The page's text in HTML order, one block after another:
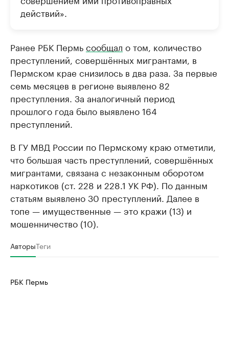
действий».
Ранее РБК Пермьсообщал о том, количество
преступлений, совершённых мигрантами, в
Пермском крае снизилось в два раза. За первые
семь месяцев в регионе выявлено 82
преступления. За аналогичный период
прошлого года было выявлено 164
преступлений.
В ГУ МВД России по Пермскому краю отметили,
что большая часть преступлений, совершённых
мигрантами, связана с незаконным оборотом
наркотиков (ст. 228 и 228.1 УК РФ). По данным
статьям выявлено 30 преступлений. Далее в
топе — имущественные — это кражи (13) и
мошенничество (10).
АвторыТеги
РБК Пермь